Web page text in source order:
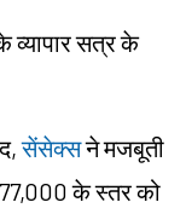
व्यापार सत्र के
सेंसेक्सने मजबूती
के स्तर को